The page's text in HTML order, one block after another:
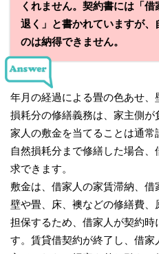
くれません。契約書には「
退く」と書かれていますが
のは納得できません。
年月の経過による畳の色あせ
損耗分の修繕義務は、家主側
家人の敷金を当てることは通
自然損耗分まで修繕した場合
求できます。
敷金は、借家人の家賃滞納、
壁や畳、床、襖などの修繕費
担保するため、借家人が契約
す。賃貸借契約が終了し、借